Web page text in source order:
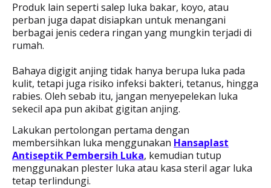
Produk lain seperti salep luka bakar, koyo, atau
perban juga dapat disiapkan untuk menangani
berbagai jenis cedera ringan yang mungkin terjadi di
rumah.
Bahaya digigit anjing tidak hanya berupa luka pada
kulit, tetapi juga risiko infeksi bakteri, tetanus, hingga
rabies. Oleh sebab itu, jangan menyepelekan luka
sekecil apa pun akibat gigitan anjing.
Lakukan pertolongan pertama dengan
membersihkan luka menggunakan Hansaplast
Antiseptik Pembersih Luka, kemudian tutup
menggunakan plester luka atau kasa steril agar luka
tetap terlindungi.